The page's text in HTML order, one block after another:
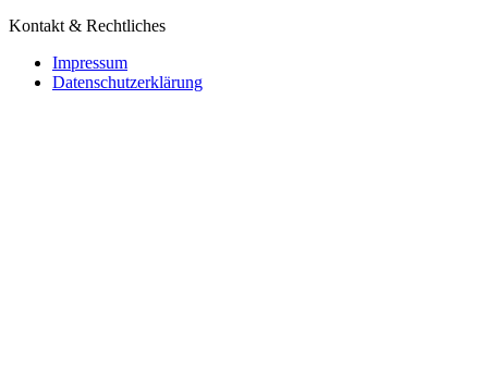
Kontakt & Rechtliches
Impressum
Datenschutzerklärung